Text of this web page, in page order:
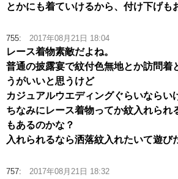
とかにも着ていけるから、付け下げも
755: 2017年08月21日 18:04
レース着物素敵だよね。
普通の披露宴で紋付色無地とか訪問着
うがいいと思うけど
カジュアルウエディングぐらいならい
ちなみにレース着物ってか紋入れられ
もあるのかな？
入れられるなら洒落紋入れたいて遊び
757: 2017年08月21日 18:32